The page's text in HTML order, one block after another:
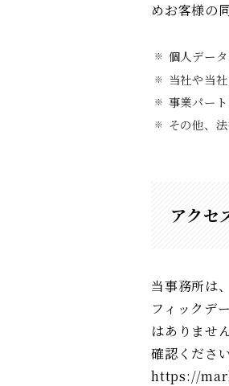
めお客様の
個人デー
当社や当
事業パー
その他、
アクセ
当事務所は
フィックデ
はありませ
確認くださ
https://